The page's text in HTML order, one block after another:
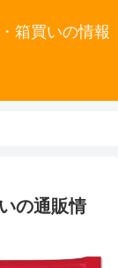
箱買いの情報
の通販情